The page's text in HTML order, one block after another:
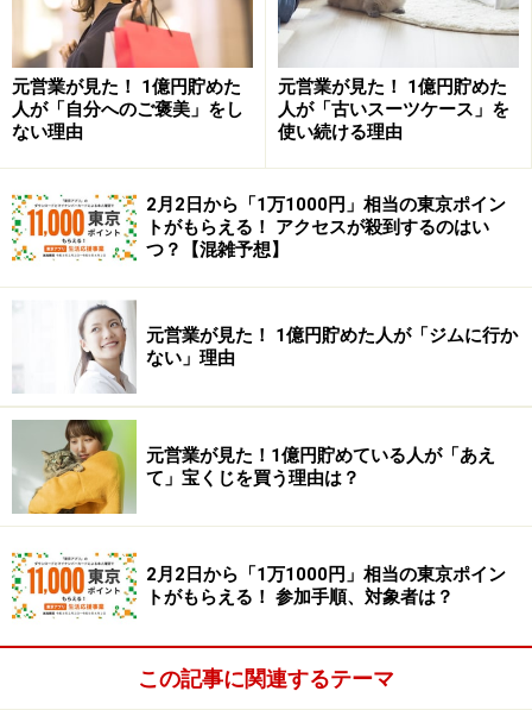
リットをフルに活用するには、年齢、積立期間、積立額
の計算がポイントになります。「いくらをいつまでに貯
めるのか」じっくり考えて天引き額を決めましょう。ベ
ースアップや家族の変化、生活スタイルの変化などから
ミリオンや持株会は、少額から自動積立（購入）できる
お手軽で有利な金融商品です。しかし、リスクのある商
品ですから利用する前にじっくり検討する必要がありま
メインバンクで自動積立する手順は？
自動積立金融商品の商品説明はこちら
※記事内容は執筆時点のものです。最新の内容をご確認くださ
い。
本記事の内容は一般的な情報提供を目的としており、特定の金融
商品や投資行動を推奨するものではありません。
投資や資産運用に関する最終的なご判断はご自身の責任において
行ってください。
などについて当社は一切の責任を負いません。
元営業が見た！ 1億円貯めた
人が「自分へのご褒美」をし
ない理由
元営業が見た！ 1億円貯めた
人が「古いスーツケース」を
使い続ける理由
2月2日から「1万1000円」相当の東京ポイン
トがもらえる！ アクセスが殺到するのはい
つ？【混雑予想】
元営業が見た！ 1億円貯めた人が「ジムに行か
ない」理由
元営業が見た！1億円貯めている人が「あえ
て」宝くじを買う理由は？
2月2日から「1万1000円」相当の東京ポイン
トがもらえる！ 参加手順、対象者は？
この記事に関連するテーマ